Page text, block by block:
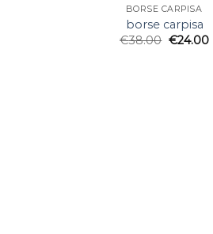
BORSE CARPISA
borse carpisa
€38.00 €24.00